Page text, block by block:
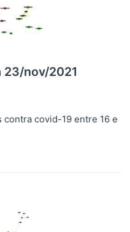
23/nov/2021
contra covid-19 entre 16 e